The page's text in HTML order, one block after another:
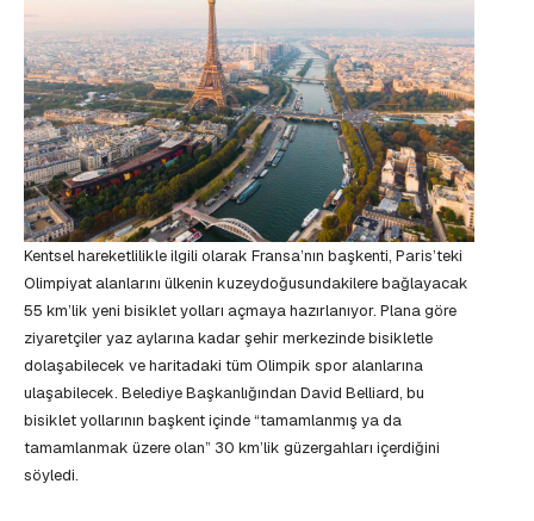
Kentsel hareketlilikle ilgili olarak Fransa’nın başkenti, Paris’teki
Olimpiyat alanlarını ülkenin kuzeydoğusundakilere bağlayacak
55 km’lik yeni bisiklet yolları açmaya hazırlanıyor. Plana göre
ziyaretçiler yaz aylarına kadar şehir merkezinde bisikletle
dolaşabilecek ve haritadaki tüm Olimpik spor alanlarına
ulaşabilecek. Belediye Başkanlığından David Belliard, bu
bisiklet yollarının başkent içinde “tamamlanmış ya da
tamamlanmak üzere olan” 30 km’lik güzergahları içerdiğini
söyledi.